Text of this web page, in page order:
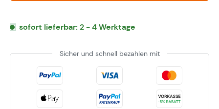
sofort lieferbar: 2 - 4 Werktage
Sicher und schnell bezahlen mit